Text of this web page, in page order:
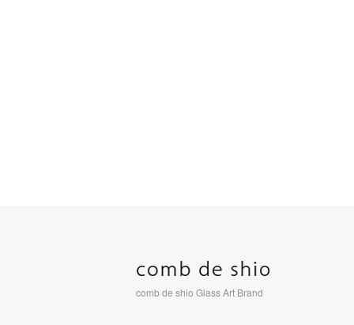
comb de shio Glass Art Brand